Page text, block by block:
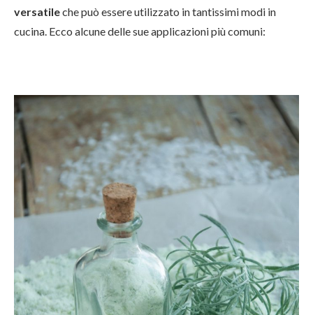
versatileche può essere utilizzato in tantissimi modi in
cucina. Ecco alcune delle sue applicazioni più comuni: